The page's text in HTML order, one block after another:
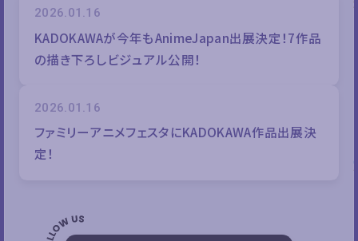
2026.01.16
KADOKAWAが今年もAnimeJapan出展決定！7作品
の描き下ろしビジュアル公開！
2026.01.16
ファミリーアニメフェスタにKADOKAWA作品出展決
定！